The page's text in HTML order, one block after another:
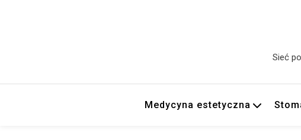
Sieć
Medycyna estetyczna